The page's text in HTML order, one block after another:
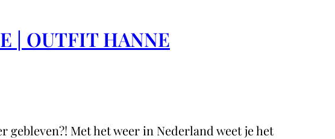
| OUTFIT HANNE
gebleven?! Met het weer in Nederland weet je het